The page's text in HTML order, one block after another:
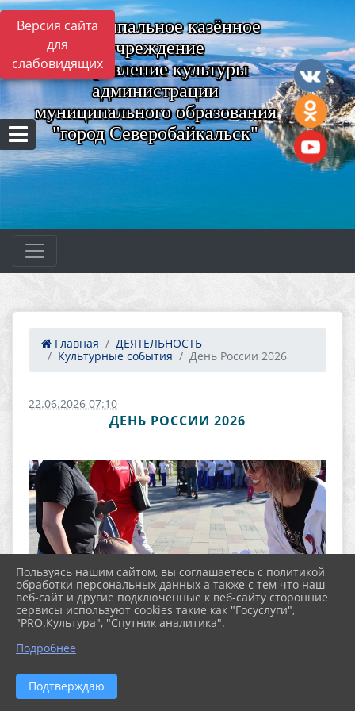
Версия сайта
для
слабовидящих
Муниципальное казённое
учреждение
"Управление культуры
администрации
муниципального образования
"город Северобайкальск"
Главная
ДЕЯТЕЛЬНОСТЬ
Культурные события
День России 2026
22.06.2026 07:10
ДЕНЬ РОССИИ 2026
Пользуясь нашим сайтом, вы соглашаетесь с политикой
обработки персональных данных а также с тем что наш
веб-сайт и другие подключенные к веб-сайту сторонние
сервисы используют cookies такие как "Госуслуги",
"PRO.Культура", "Спутник аналитика".
Подробнее
Подтверждаю